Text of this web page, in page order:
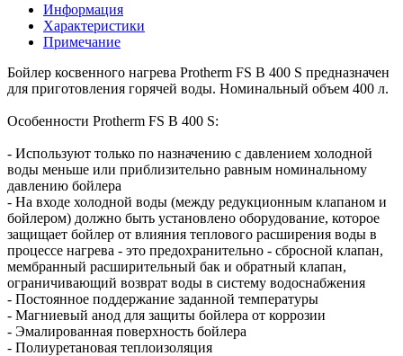
Информация
Характеристики
Примечание
Бойлер косвенного нагрева Protherm FS B 400 S предназначен
для приготовления горячей воды. Номинальный объем 400 л.
Особенности Protherm FS B 400 S:
- Используют только по назначению с давлением холодной
воды меньше или приблизительно равным номинальному
давлению бойлера
- На входе холодной воды (между редукционным клапаном и
бойлером) должно быть установлено оборудование, которое
защищает бойлер от влияния теплового расширения воды в
процессе нагрева - это предохранительно - сбросной клапан,
мембранный расширительный бак и обратный клапан,
ограничивающий возврат воды в систему водоснабжения
- Постоянное поддержание заданной температуры
- Магниевый анод для защиты бойлера от коррозии
- Эмалированная поверхность бойлера
- Полиуретановая теплоизоляция